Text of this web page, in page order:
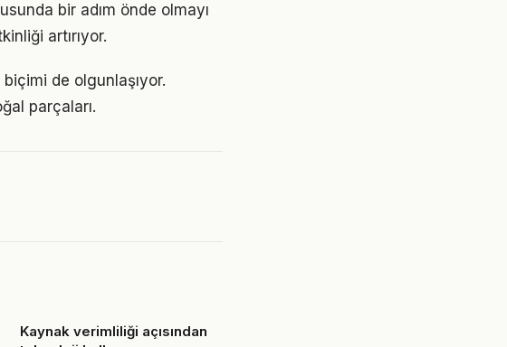
bir adım önde olmayı
artırıyor.
de olgunlaşıyor.
parçaları.
Kaynak verimliliği açısından